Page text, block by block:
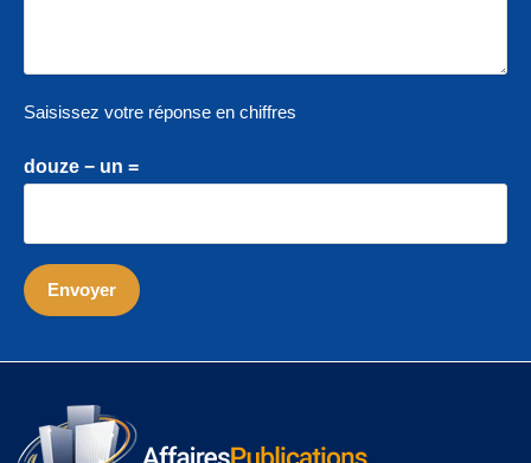
Saisissez votre réponse en chiffres
douze − un =